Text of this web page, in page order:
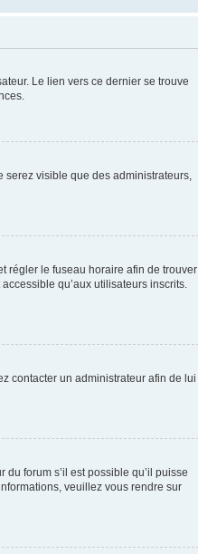
Le lien vers ce dernier se trouve
serez visible que des administrateurs,
régler le fuseau horaire afin de trouver
qu’aux utilisateurs inscrits.
contacter un administrateur afin de lui
forum s’il est possible qu’il puisse
veuillez vous rendre sur